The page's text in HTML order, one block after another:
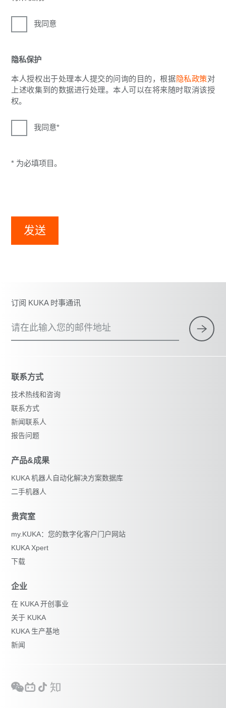
我同意
隐私保护
本人授权出于处理本人提交的问询的目的，根据隐私政策对
上述收集到的数据进行处理。本人可以在将来随时取消该授
权。
我同意
* 为必填项目。
发送
订阅 KUKA 时事通讯
请在此输入您的邮件地址
联系方式
技术热线和咨询
联系方式
新闻联系人
报告问题
产品&成果
KUKA 机器人自动化解决方案数据库
二手机器人
贵宾室
my.KUKA：您的数字化客户门户网站
KUKA Xpert
下载
企业
在 KUKA 开创事业
关于 KUKA
KUKA 生产基地
新闻